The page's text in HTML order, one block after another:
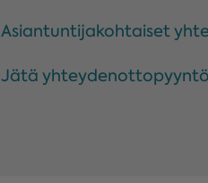
Asiantuntijakohtaiset
Jätä yhteydenottopyyntö